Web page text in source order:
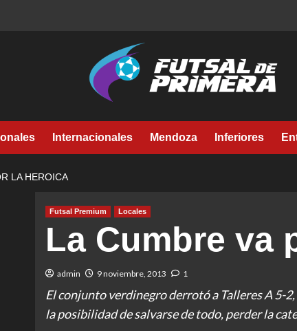
Internacionales Mendoza Inferiores
LA HEROICA
Futsal Premium Locales
La Cumbre va
admin 9 noviembre, 2013 1
El conjunto verdinegro derrotó a Talleres A 5-
la posibilidad de salvarse de todo, perder la